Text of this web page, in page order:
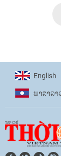
English
ພາ​ສາ​ລາ